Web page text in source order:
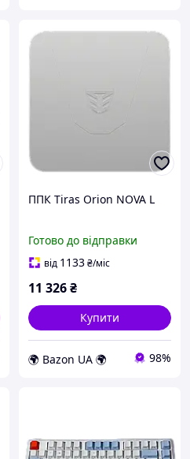
ППК Tiras Orion NOVA L
Готово до відправки
від 1133₴/міс
11 326₴
Купити
🌍 Bazon UA 🌍 98%